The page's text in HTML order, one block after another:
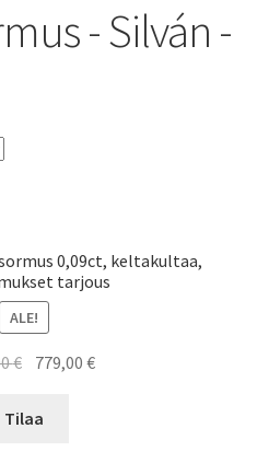
- Silván -
0,09ct, keltakultaa,
tarjous
ALE!
€ Alkuperäinen
oli:
779,00€Nykyinen
Tilaa